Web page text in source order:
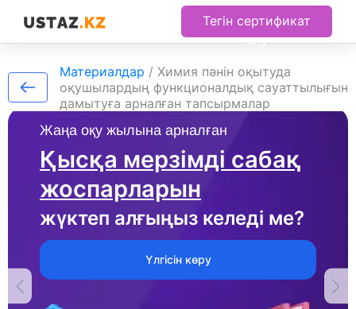
Тегін сертификат
алу
Жаңа оқу жылына арналған
Қысқа мерзімді сабақ
жоспарларын
жүктеп алғыңыз келеді ме?
Үлгісін көру
Материалдар / Химия пәнін оқытуда
оқушылардың функционалдық сауаттылығын
дамытуға арналған тапсырмалар